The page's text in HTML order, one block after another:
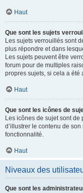
Haut
Que sont les sujets
Les sujets verrouillés sont
plus répondre et dans
Les sujets peuvent être
forum pour de multiples
propres sujets, si cela a été
Haut
Que sont les icônes de
Les icônes de sujet sont de
d’illustrer le contenu de
fonctionnalité.
Haut
Niveaux des
Que sont les